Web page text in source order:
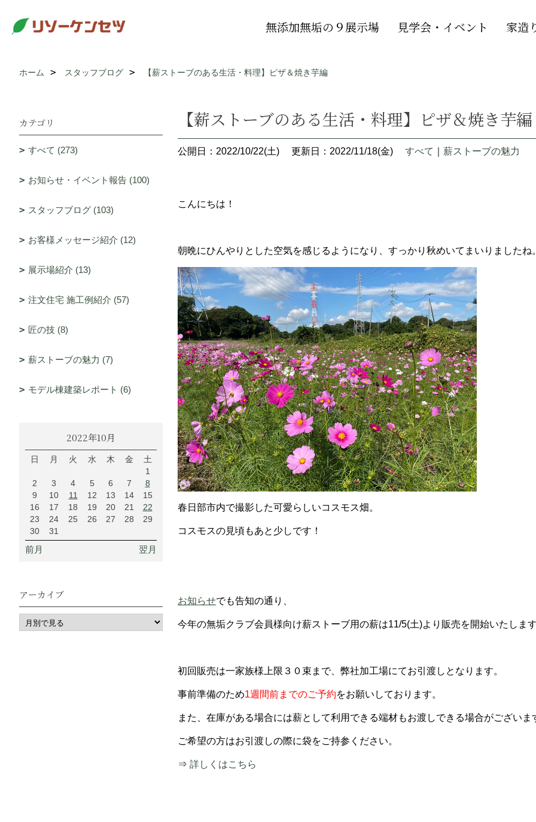
無添加無垢の９展示場 見学会・イベント 家造
ホーム スタッフブログ 【薪ストーブのある生活・料理】ピザ＆焼き芋編
【薪ストーブのある生活・料理】ピザ＆焼き芋編
公開日：2022/10/22(土) 更新日：2022/11/18(金) すべて 薪ストーブの魅力
こんにちは！
朝晩にひんやりとした空気を感じるようになり、すっかり秋めいてまいりましたね。
春日部市内で撮影した可愛らしいコスモス畑。
コスモスの見頃もあと少しです！
お知らせでも告知の通り、
今年の無垢クラブ会員様向け薪ストーブ用の薪は11/5(土)より販売を開始いたします
初回販売は一家族様上限３０束まで、弊社加工場にてお引渡しとなります。
事前準備のため1週間前までのご予約をお願いしております。
また、在庫がある場合には薪として利用できる端材もお渡しできる場合がございま
ご希望の方はお引渡しの際に袋をご持参ください。
⇒ 詳しくはこちら
カテゴリ
すべて (273)
お知らせ・イベント報告 (100)
スタッフブログ (103)
お客様メッセージ紹介 (12)
展示場紹介 (13)
注文住宅 施工例紹介 (57)
匠の技 (8)
薪ストーブの魅力 (7)
モデル棟建築レポート (6)
2022年10月
日 月 火 水 木 金
土
1
2
3 4 5 6 7
8
9
10 11 12 13 14
15
16
17 18 19 20 21
22
23
24 25 26 27 28
29
30
31
前月 翌月
アーカイブ